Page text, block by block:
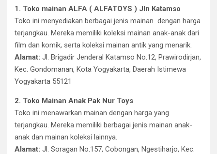
1. Toko mainan ALFA ( ALFATOYS ) Jln Katamso
Toko ini menyediakan berbagai jenis mainan dengan harga
terjangkau. Mereka memiliki koleksi mainan anak-anak dari
film dan komik, serta koleksi mainan antik yang menarik.
Alamat: Jl. Brigadir Jenderal Katamso No.12, Prawirodirjan,
Kec. Gondomanan, Kota Yogyakarta, Daerah Istimewa
Yogyakarta 55121
2. Toko Mainan Anak Pak Nur Toys
Toko ini menawarkan mainan dengan harga yang
terjangkau. Mereka memiliki berbagai jenis mainan anak-
anak dan mainan koleksi lainnya.
Alamat: Jl. Soragan No.157, Cobongan, Ngestiharjo, Kec.